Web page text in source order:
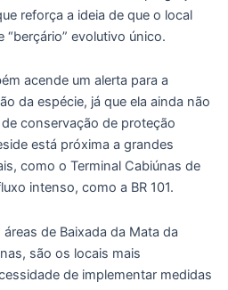
reforça a ideia de que o local
evolutivo único.
acende um alerta para a
da espécie, já que ela ainda não
conservação de proteção
está próxima a grandes
como o Terminal Cabiúnas de
intenso, como a BR 101.
de Baixada da Mata da
são os locais mais
de implementar medidas